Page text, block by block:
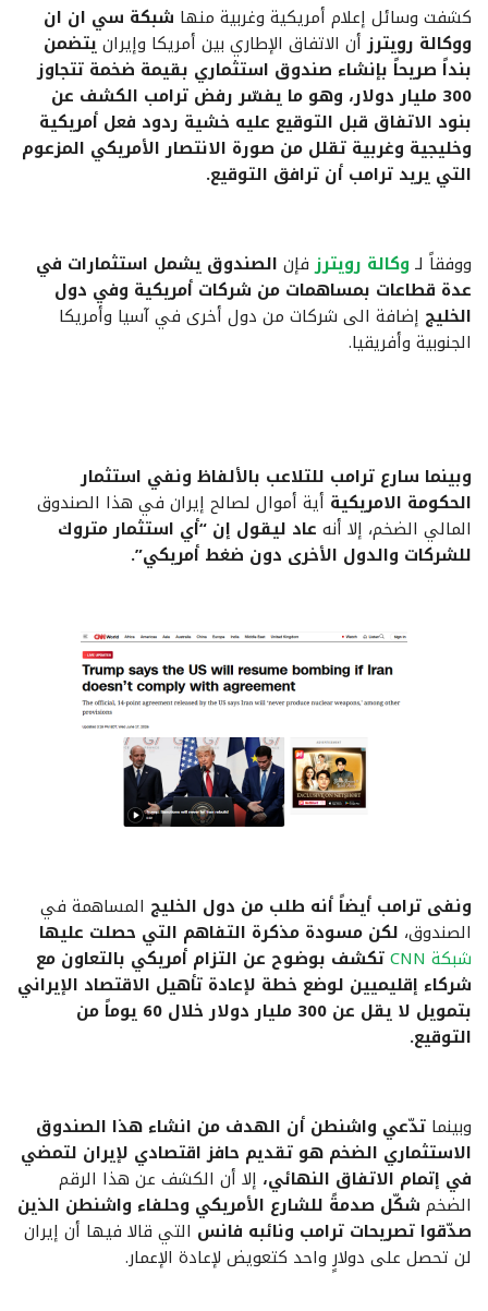
كشفت وسائل إعلام أمريكية وغربية منها شبكة سي ان ان
ووكالة رويترزأن الاتفاق الإطاري بين أمريكا وإيرانيتضمن
بنداً صريحاً بإنشاء صندوق استثماري بقيمة ضخمة تتجاوز
300 مليار دولار، وهو ما يفسّر رفض ترامب الكشف عن
بنود الاتفاق قبل التوقيع عليه خشية ردود فعل أمريكية
وخليجية وغربية تقلل من صورة الانتصار الأمريكي المزعوم
التي يريد ترامب أن ترافق التوقيع.
ووفقاً لـ وكالة رويترزفإن الصندوق يشمل استثمارات في
عدة قطاعات بمساهمات من شركات أمريكية وفي دول
الخليج إضافة الى شركات من دول أخرى في آسيا وأمريكا
الجنوبية وأفريقيا.
وبينما سارع ترامب للتلاعب بالألفاظ ونفي استثمار
الحكومة الامريكية أية أموال لصالح إيران في هذا الصندوق
المالي الضخم، إلا أنه عاد ليقول إن “أي استثمار متروك
للشركات والدول الأخرى دون ضغط أمريكي”.
ونفى ترامب أيضاً أنه طلب من دول الخليج المساهمة في
الصندوق، لكن مسودة مذكرة التفاهم التي حصلت عليها
شبكة CNN
تكشف بوضوح عن التزام أمريكي بالتعاون مع
شركاء إقليميين لوضع خطة لإعادة تأهيل الاقتصاد الإيراني
بتمويل لا يقل عن 300 مليار دولار خلال 60 يوماً من
التوقيع.
وبينما تدّعي واشنطن أن الهدف من انشاء هذا الصندوق
الاستثماري الضخم هو تقديم حافز اقتصادي لإيران لتمضي
في إتمام الاتفاق النهائي، إلا أن الكشف عن هذا الرقم
الضخم شكّل صدمةً للشارع الأمريكي وحلفاء واشنطن الذين
صدّقوا تصريحات ترامب ونائبه فانس التي قالا فيها أن إيران
لن تحصل على دولارٍ واحد كتعويض لإعادة الإعمار.